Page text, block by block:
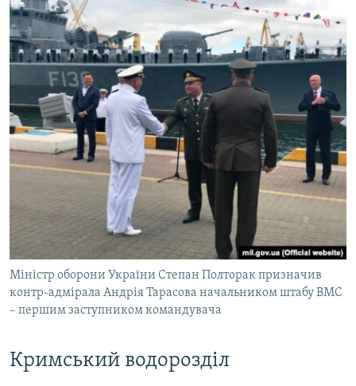
Міністр оборони України Степан Полторак призначив
контр-адмірала Андрія Тарасова начальником штабу ВМС
– першим заступником командувача
Кримський водорозділ